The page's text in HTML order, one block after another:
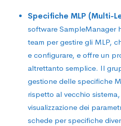
Specifiche MLP (Multi-
software SampleManager
team per gestire gli MLP,
e configurare, e offre un
altrettanto semplice. Il
gestione delle specifiche
rispetto al vecchio
visualizzazione dei
schede per specifiche